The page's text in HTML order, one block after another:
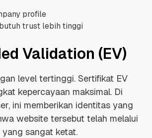
profile
trust lebih tinggi
Validation (EV)
level tertinggi. Sertifikat EV
kepercayaan maksimal. Di
ini memberikan identitas yang
website tersebut telah melalui
sangat ketat.